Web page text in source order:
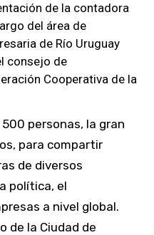
de la contadora
del área de
de Río Uruguay
consejo de
Cooperativa de la
personas, la gran
para compartir
de diversos
política, el
a nivel global.
de la Ciudad de